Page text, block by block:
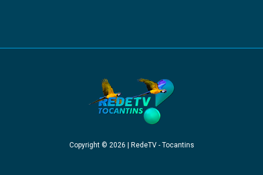
Copyright © 2026 | RedeTV - Tocantins